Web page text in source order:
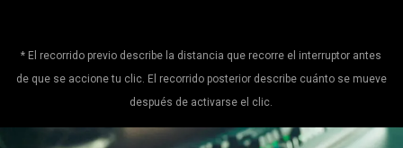
* El recorrido previo describe la distancia que recorre el interruptor antes
de que se accione tu clic. El recorrido posterior describe cuánto se mueve
después de activarse el clic.